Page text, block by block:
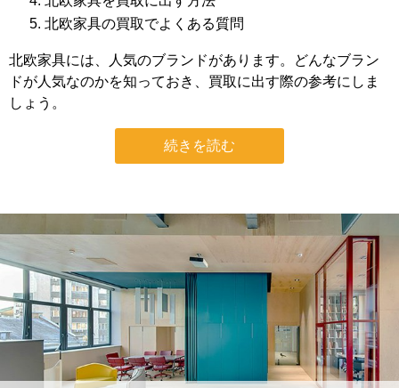
北欧家具の買取でよくある質問
北欧家具には、人気のブランドがあります。どんなブラン
ドが人気なのかを知っておき、買取に出す際の参考にしま
しょう。
続きを読む